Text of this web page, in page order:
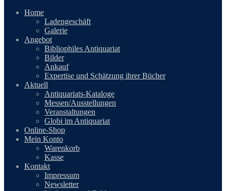
Home
Ladengeschäft
Galerie
Angebot
Bibliophiles Antiquariat
Bilder
Ankauf
Expertise und Schätzung ihrer Bücher
Aktuell
Antiquariats-Kataloge
Messen/Ausstellungen
Veranstaltungen
Globi im Antiquariat
Online-Shop
Mein Konto
Warenkorb
Kasse
Kontakt
Impressum
Newsletter